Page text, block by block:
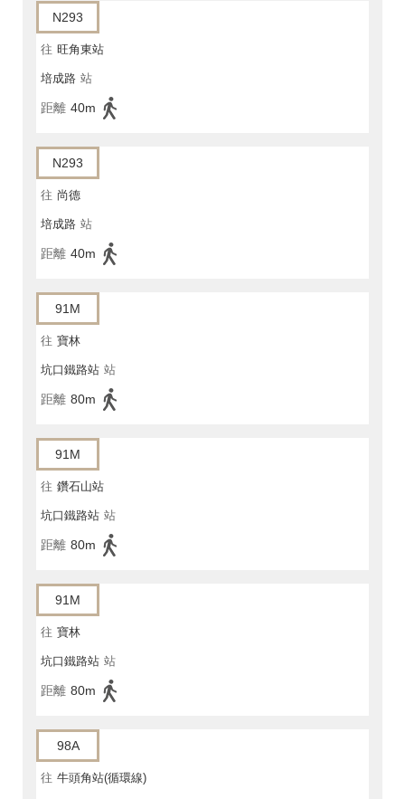
N293
往 旺角東站
培成路 站
距離 40m
N293
往 尚德
培成路 站
距離 40m
91M
往 寶林
坑口鐵路站 站
距離 80m
91M
往 鑽石山站
坑口鐵路站 站
距離 80m
91M
往 寶林
坑口鐵路站 站
距離 80m
98A
往 牛頭角站(循環線)